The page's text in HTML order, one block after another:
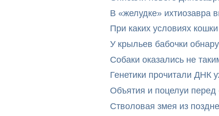
В «желудке» ихтиозавра
При каких условиях
У крыльев бабочки
Собаки оказались не
Генетики прочитали ДНК
Объятия и поцелуи
Стволовая змея из